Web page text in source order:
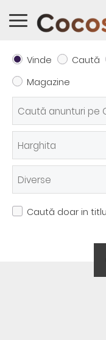
Vinde Caută
Magazine
Caută doar in